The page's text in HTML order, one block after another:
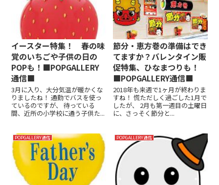
イースター特集！ 春の味
覚のいちごや子供の日の
POPも！■POPGALLERY
通信■
3月に入り、大分気温が暖かくな
りましたね！ 通勤でバスを使っ
ているのですが、 待っている
間、近所の小学校に通う子供た...
節分・恵方巻の準備はでき
てますか？バレンタイン販
促特集、ひなまつりも！
■POPGALLERY通信■
2018年も来週で1ヶ月が終わりま
すね！ 慌ただしく過ごした1月で
したが、 2月も第一週目の土曜日
に、さっそく節分と...
POPGALLERY通信 POPGALLERY通信